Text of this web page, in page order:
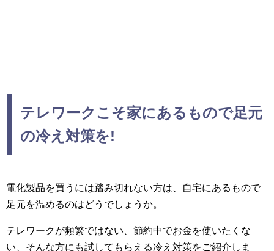
テレワークこそ家にあるもので足元
の冷え対策を!
電化製品を買うには踏み切れない方は、自宅にあるもので
足元を温めるのはどうでしょうか。
テレワークが頻繁ではない、節約中でお金を使いたくな
い、そんな方にも試してもらえる冷え対策をご紹介しま